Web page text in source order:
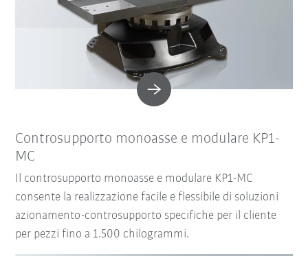
Controsupporto monoasse e modulare KP1-
MC
Il controsupporto monoasse e modulare KP1-MC
consente la realizzazione facile e flessibile di soluzioni
azionamento-controsupporto specifiche per il cliente
per pezzi fino a 1.500 chilogrammi.